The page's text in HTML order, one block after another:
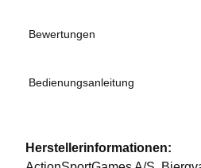
Bewertungen
Bedienungsanleitung
Herstellerinformationen: